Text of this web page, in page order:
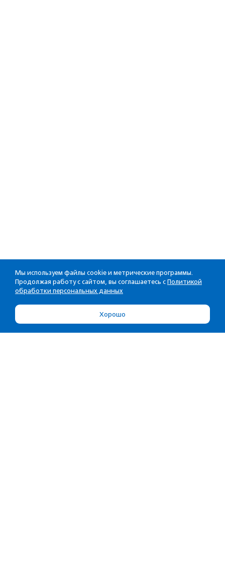
Мы используем файлы cookie и метрические программы.
Продолжая работу с сайтом, вы соглашаетесь с Политикой
обработки персональных данных
Хорошо